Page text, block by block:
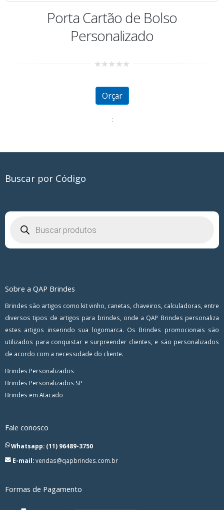
Porta Cartão de Bolso
Personalizado
of
Orçar
:
Buscar por Código
produtos
Sobre a QAP Brindes
Brindes são artigos como kit vinho, canetas, chaveiros, calculadoras, entre
diversos tipos de artigos para brindes, onde a QAP Brindes personaliza
estes artigos inserindo sua logomarca. Os Brindes promocionais são
utilizados para conquistar e surpreender clientes, e são personalizados
de acordo com a necessidade do cliente.
Brindes Personalizados
Brindes Personalizados SP
Brindes em Atacado
Fale conosco
Whatsapp: (11) 96489-3750
E-mail:vendas@qapbrindes.com.br
Formas de Pagamento